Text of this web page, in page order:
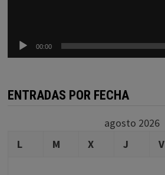
00:00
ENTRADAS POR FECHA
agosto 2026
L
M X J V